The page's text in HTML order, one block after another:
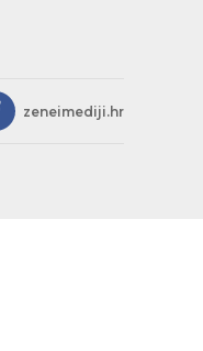
zeneimediji.hr